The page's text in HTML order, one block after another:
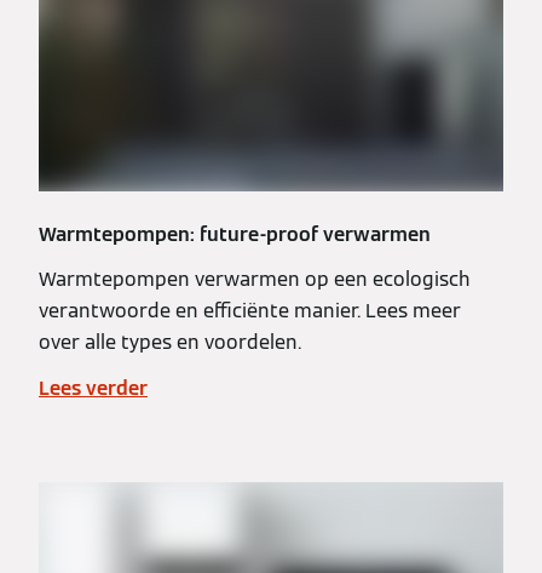
Warmtepompen: future-proof verwarmen
Warmtepompen verwarmen op een ecologisch
verantwoorde en efficiënte manier. Lees meer
over alle types en voordelen.
Lees verder